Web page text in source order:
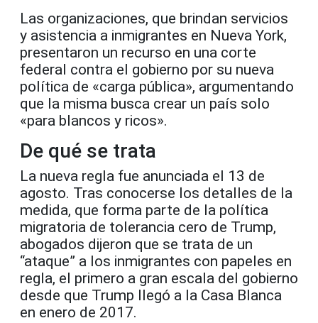
Las organizaciones, que brindan servicios
y asistencia a inmigrantes en Nueva York,
presentaron un recurso en una corte
federal contra el gobierno por su nueva
política de «carga pública», argumentando
que la misma busca crear un país solo
«para blancos y ricos».
De qué se trata
La nueva regla fue anunciada el 13 de
agosto. Tras conocerse los detalles de la
medida, que forma parte de la política
migratoria de tolerancia cero de Trump,
abogados dijeron que se trata de un
“ataque” a los inmigrantes con papeles en
regla, el primero a gran escala del gobierno
desde que Trump llegó a la Casa Blanca
en enero de 2017.